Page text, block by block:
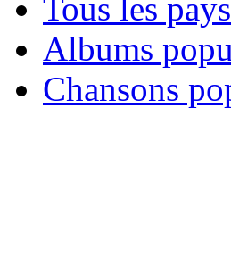
Tous les pays
Albums
Chansons